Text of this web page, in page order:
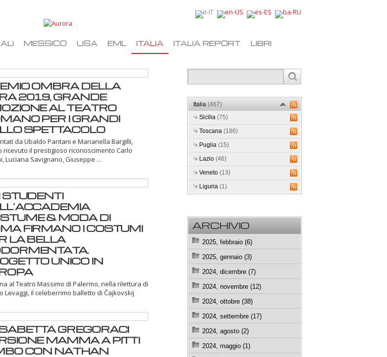
MESSICO USA EML ITALIA ITALIA REPORT LIBRI
OMBRA DELLA
2019, GRANDE
AL TEATRO
PER I GRANDI
SPETTACOLO
da Ubaldo Pantani e Marianella Bargilli,
ricevuto il prestigioso riconoscimento Carlo
Luciana Savignano, Giuseppe ...
STUDENTI
& MODA DI
FIRMANO I COSTUMI
LA BELLA
UNICO IN
al Teatro Massimo di Palermo, nella rilettura di
Levaggi, il celeberrimo balletto di Čajkovskij
GREGORACI
MAMMA A PITTI
CON NATHAN
Italia(467)
Sicilia(75)
Toscana(186)
Puglia(15)
Lazio(46)
Veneto(13)
Liguria(1)
ARCHIVIO
2025, febbraio (6)
2025, gennaio (3)
2024, dicembre (7)
2024, novembre (12)
2024, ottobre (38)
2024, settembre (17)
2024, agosto (2)
2024, maggio (1)